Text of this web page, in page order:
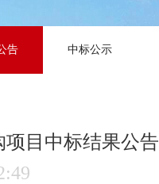
告 中标公示
目中标结果公告